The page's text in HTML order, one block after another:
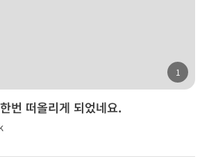
1
번 떠올리게 되었네요.